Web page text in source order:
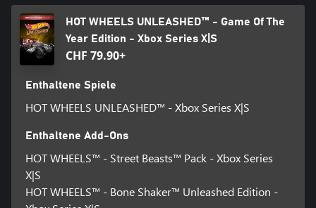
HOT WHEELS UNLEASHED™ - Game Of The
Year Edition - Xbox Series X|S
CHF 79.90+
Enthaltene Spiele
HOT WHEELS UNLEASHED™ - Xbox Series X|S
Enthaltene Add-Ons
HOT WHEELS™ - Street Beasts™ Pack - Xbox Series
X|S
HOT WHEELS™ - Bone Shaker™ Unleashed Edition -